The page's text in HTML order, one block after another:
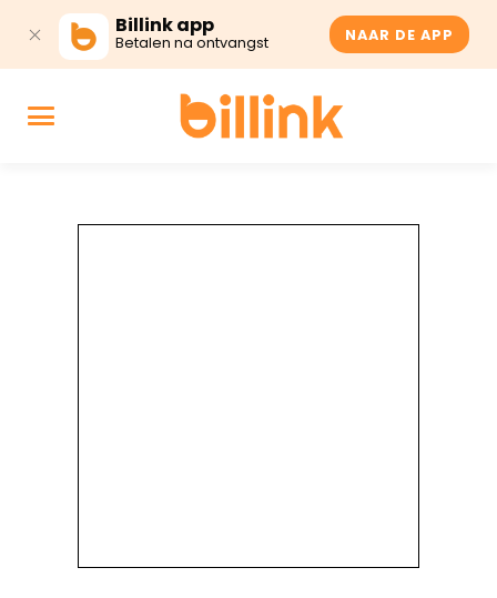
Billink app
Betalen na ontvangst NAAR DE APP